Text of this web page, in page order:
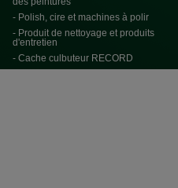
- Polish, cire et machines à polir
- Produit de nettoyage et produits
d'entretien
- Cache culbuteur RECORD